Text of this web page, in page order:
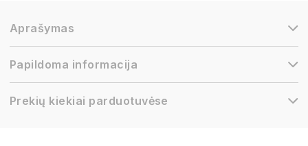
Aprašymas
Papildoma informacija
Prekių kiekiai parduotuvėse